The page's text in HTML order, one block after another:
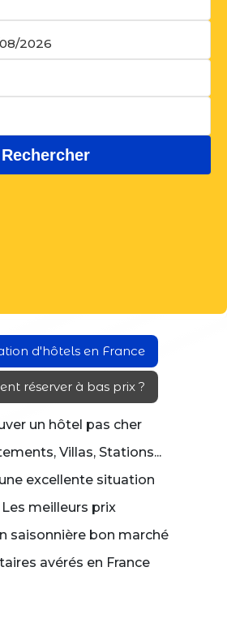
d'hôtels en France
réserver à bas prix ?
un hôtel pas cher
Villas, Stations...
excellente situation
Les meilleurs prix
saisonnière bon marché
avérés en France